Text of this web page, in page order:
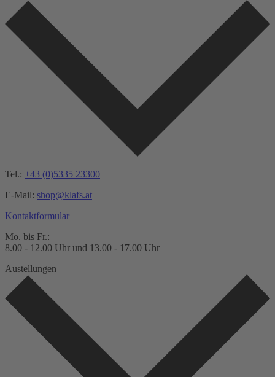
Tel.: +43 (0)5335 23300
E-Mail: shop@klafs.at
Kontaktformular
Mo. bis Fr.:
8.00 - 12.00 Uhr und 13.00 - 17.00 Uhr
Austellungen